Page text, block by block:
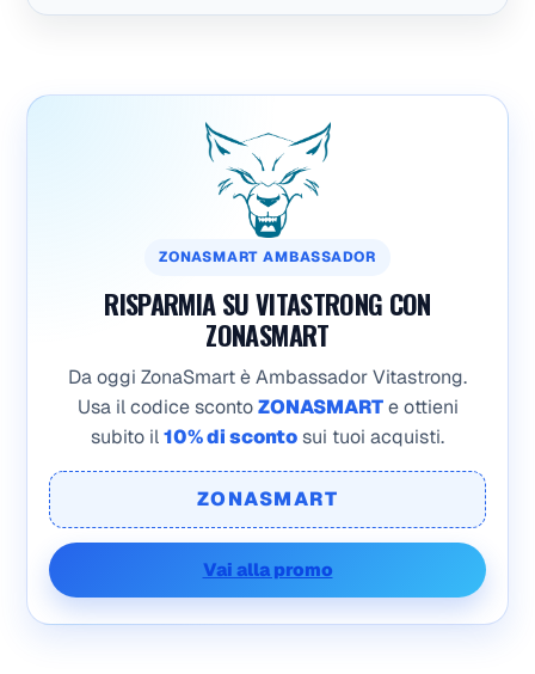
ZONASMART AMBASSADOR
RISPARMIA SU VITASTRONG CON
ZONASMART
Da oggi ZonaSmart è Ambassador Vitastrong.
Usa il codice scontoZONASMARTe ottieni
subito il10% di scontosui tuoi acquisti.
ZONASMART
Vai alla promo